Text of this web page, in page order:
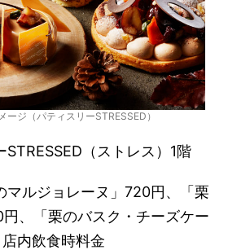
ージ（パティスリーSTRESSED）
STRESSED（ストレス）1階
マルジョレーヌ」720円、「栗
、「栗のバスク・チーズケー
内飲食時料金